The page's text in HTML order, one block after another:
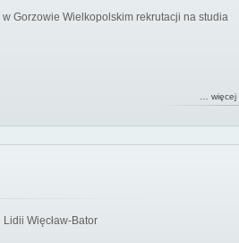
Gorzowie Wielkopolskim rekrutacji na studia
… więcej
Więcław-Bator